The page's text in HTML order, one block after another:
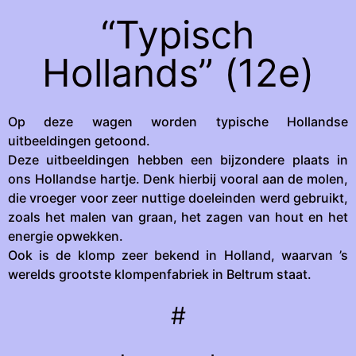
“Typisch
Hollands” (12e)
Op deze wagen worden typische Hollandse
uitbeeldingen getoond.
Deze uitbeeldingen hebben een bijzondere plaats in
ons Hollandse hartje. Denk hierbij vooral aan de molen,
die vroeger voor zeer nuttige doeleinden werd gebruikt,
zoals het malen van graan, het zagen van hout en het
energie opwekken.
Ook is de klomp zeer bekend in Holland, waarvan ’s
werelds grootste klompenfabriek in Beltrum staat.
#